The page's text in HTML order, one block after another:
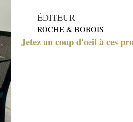
ÉDITEUR
ROCHE & BOBOIS
Jetez un coup d'oeil à ces